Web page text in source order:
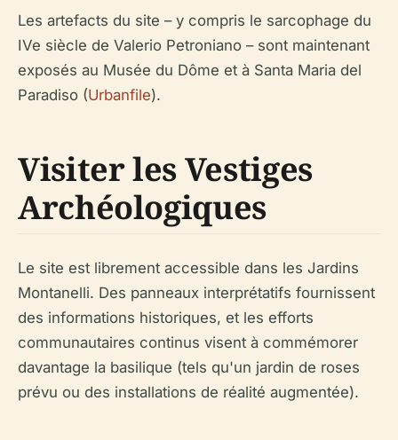
Les artefacts du site – y compris le sarcophage du
IVe siècle de Valerio Petroniano – sont maintenant
exposés au Musée du Dôme et à Santa Maria del
Paradiso (Urbanfile).
Visiter les Vestiges
Archéologiques
Le site est librement accessible dans les Jardins
Montanelli. Des panneaux interprétatifs fournissent
des informations historiques, et les efforts
communautaires continus visent à commémorer
davantage la basilique (tels qu'un jardin de roses
prévu ou des installations de réalité augmentée).